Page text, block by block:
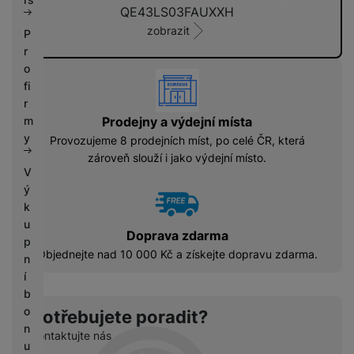
P
r
o
fi
r
m
y
V
ý
k
u
p
n
í
b
o
n
u
n
í
o
v
é
QE43LS03FAUXXH
zobrazit
Prodejny a výdejní místa
Provozujeme 8 prodejních míst, po celé ČR, která
zároveň slouží i jako výdejní místo.
Doprava zdarma
Objednejte nad 10 000 Kč a získejte dopravu zdarma.
Potřebujete poradit?
Kontaktujte nás